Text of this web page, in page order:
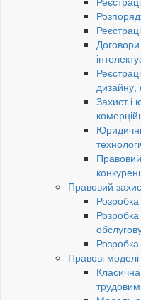
дизайну,
Захист
Правовий
Правові